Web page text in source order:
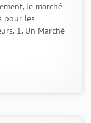
le marché
pour les
1. Un Marché